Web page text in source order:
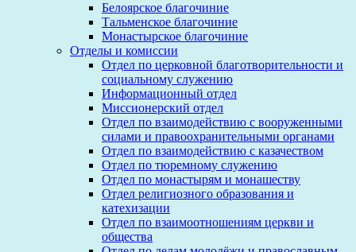
Белоярское благочиние
Тальменское благочиние
Монастырское благочиние
Отделы и комиссии
Отдел по церковной благотворительности и
социальному служению
Информационный отдел
Миссионерский отдел
Отдел по взаимодействию с вооруженными
силами и правоохранительными органами
Отдел по взаимодействию с казачеством
Отдел по тюремному служению
Отдел по монастырям и монашеству
Отдел религиозного образования и
катехизации
Отдел по взаимоотношениям церкви и
общества